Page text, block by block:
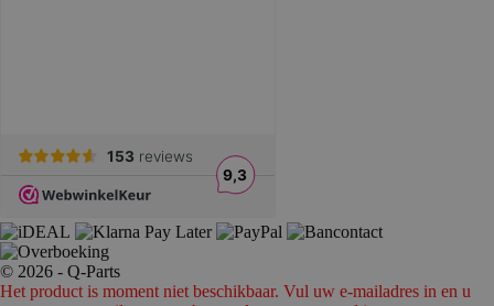
© 2026 - Q-Parts
Het product is moment niet beschikbaar. Vul uw e-mailadres in en u